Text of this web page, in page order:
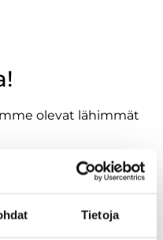
Tietoja
olevat lähimmät